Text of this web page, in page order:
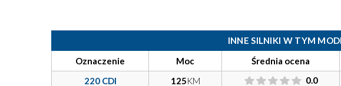
INNE SILNIKI W TYM
Oznaczenie
Moc Średnia ocena
220 CDI
125KM 0.0